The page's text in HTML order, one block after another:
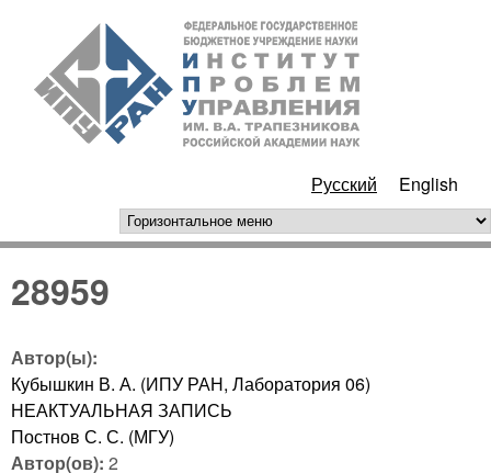
Перейти к основному
содержанию
РАН
Русский English
горизонтальное меню
28959
Автор(ы):
Кубышкин В. А. (ИПУ РАН, Лаборатория 06)
НЕАКТУАЛЬНАЯ ЗАПИСЬ
Постнов С. С. (МГУ)
Автор(ов): 2